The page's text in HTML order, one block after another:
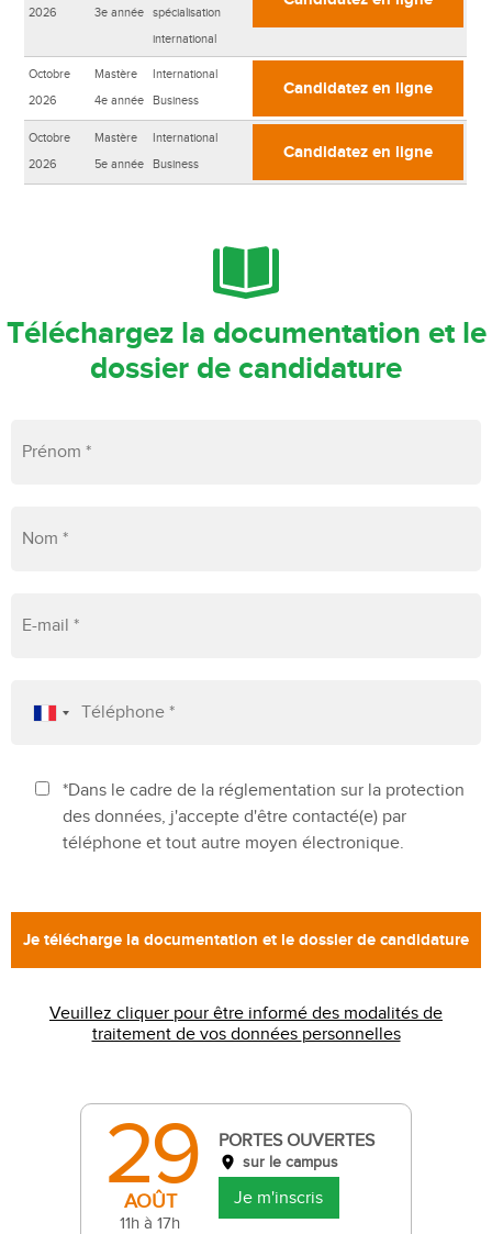
2026 3e année
spécialisation
international
Octobre
2026
Mastère
4e année
International
Business
Candidatez en ligne
Octobre
2026
Mastère
5e année
International
Business
Candidatez en ligne
Téléchargez la documentation et le
dossier de candidature
*Dans le cadre de la réglementation sur la protection
des données, j'accepte d'être contacté(e) par
téléphone et tout autre moyen électronique.
Veuillez cliquer pour être informé des modalités de
traitement de vos données personnelles
29
AOÛT
11h à 17h
PORTES OUVERTES
sur le campus
Je m'inscris